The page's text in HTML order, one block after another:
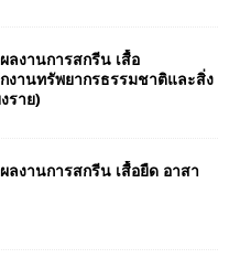
ลงานการสกรีน เสื้อ
งานทรัพยากรธรรมชาติและสิ่ง
ราย)
ลงานการสกรีน เสื้อยืด อาสา